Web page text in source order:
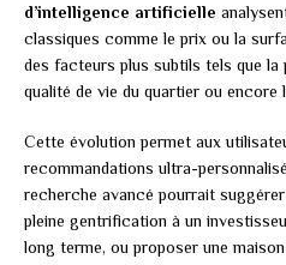
d’intelligence artificielle
classiques comme le prix ou la
des facteurs plus subtils tels que
qualité de vie du quartier ou encore
Cette évolution permet aux
recommandations ultra-
recherche avancé pourrait
pleine gentrification à un
long terme, ou proposer une